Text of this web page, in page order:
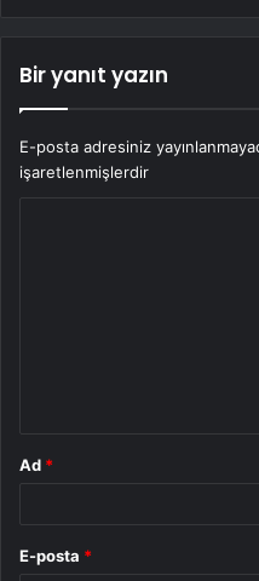
Bir yanıt yazın
E-posta adresiniz
işaretlenmişlerdir
Ad *
E-posta *